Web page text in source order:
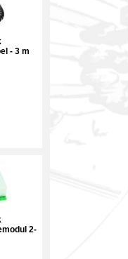
- 3 m
2-